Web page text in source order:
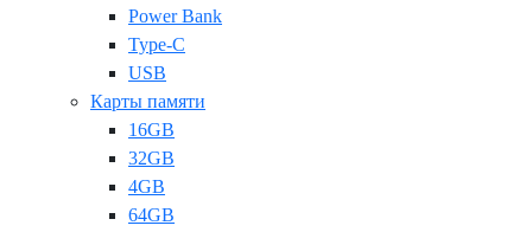
Power Bank
Type-C
USB
Карты памяти
16GB
32GB
4GB
64GB